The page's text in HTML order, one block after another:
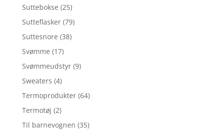
Suttebokse (25)
Sutteflasker (79)
Suttesnore (38)
Svømme (17)
Svømmeudstyr (9)
Sweaters (4)
Termoprodukter (64)
Termotøj (2)
Til barnevognen (35)